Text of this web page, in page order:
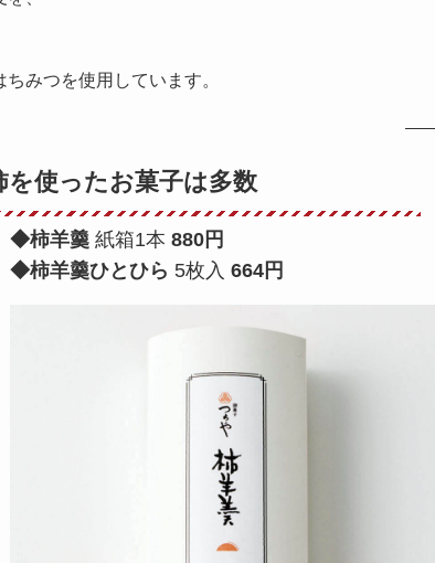
みつを使用しています。
を使ったお菓子は多数
◆柿羊羹 紙箱1本 880円
◆柿羊羹ひとひら 5枚入 664円